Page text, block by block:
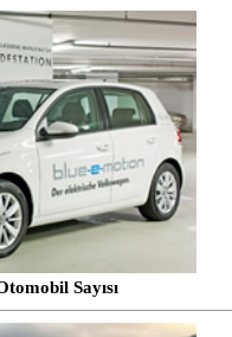
Sayısı